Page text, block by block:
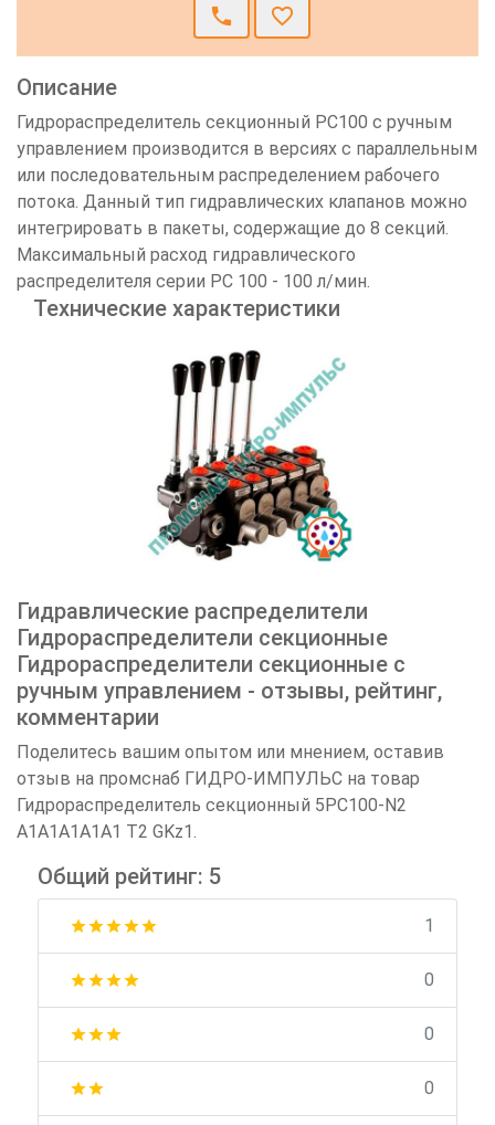
call favorite_border
Описание
Гидрораспределитель секционный РС100 с ручным
управлением производится в версиях с параллельным
или последовательным распределением рабочего
потока. Данный тип гидравлических клапанов можно
интегрировать в пакеты, содержащие до 8 секций.
Максимальный расход гидравлического
распределителя серии РС 100 - 100 л/мин.
Технические характеристики
Гидравлические распределители
Гидрораспределители секционные
Гидрораспределители секционные с
ручным управлением - отзывы, рейтинг,
комментарии
Поделитесь вашим опытом или мнением, оставив
отзыв на промснаб ГИДРО-ИМПУЛЬС на товар
Гидрораспределитель секционный 5РС100-N2
А1А1А1А1А1 Т2 GKz1.
Общий рейтинг: 5
starstarstarstarstar 1
starstarstarstar 0
starstarstar 0
starstar 0